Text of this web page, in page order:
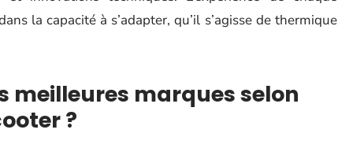
la capacité à s’adapter, qu’il s’agisse de thermique
meilleures marques selon
?